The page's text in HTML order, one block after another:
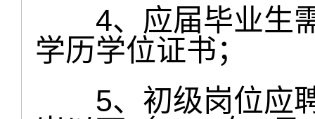
4、应届毕业生需
学历学位证书；
5、初级岗位应聘